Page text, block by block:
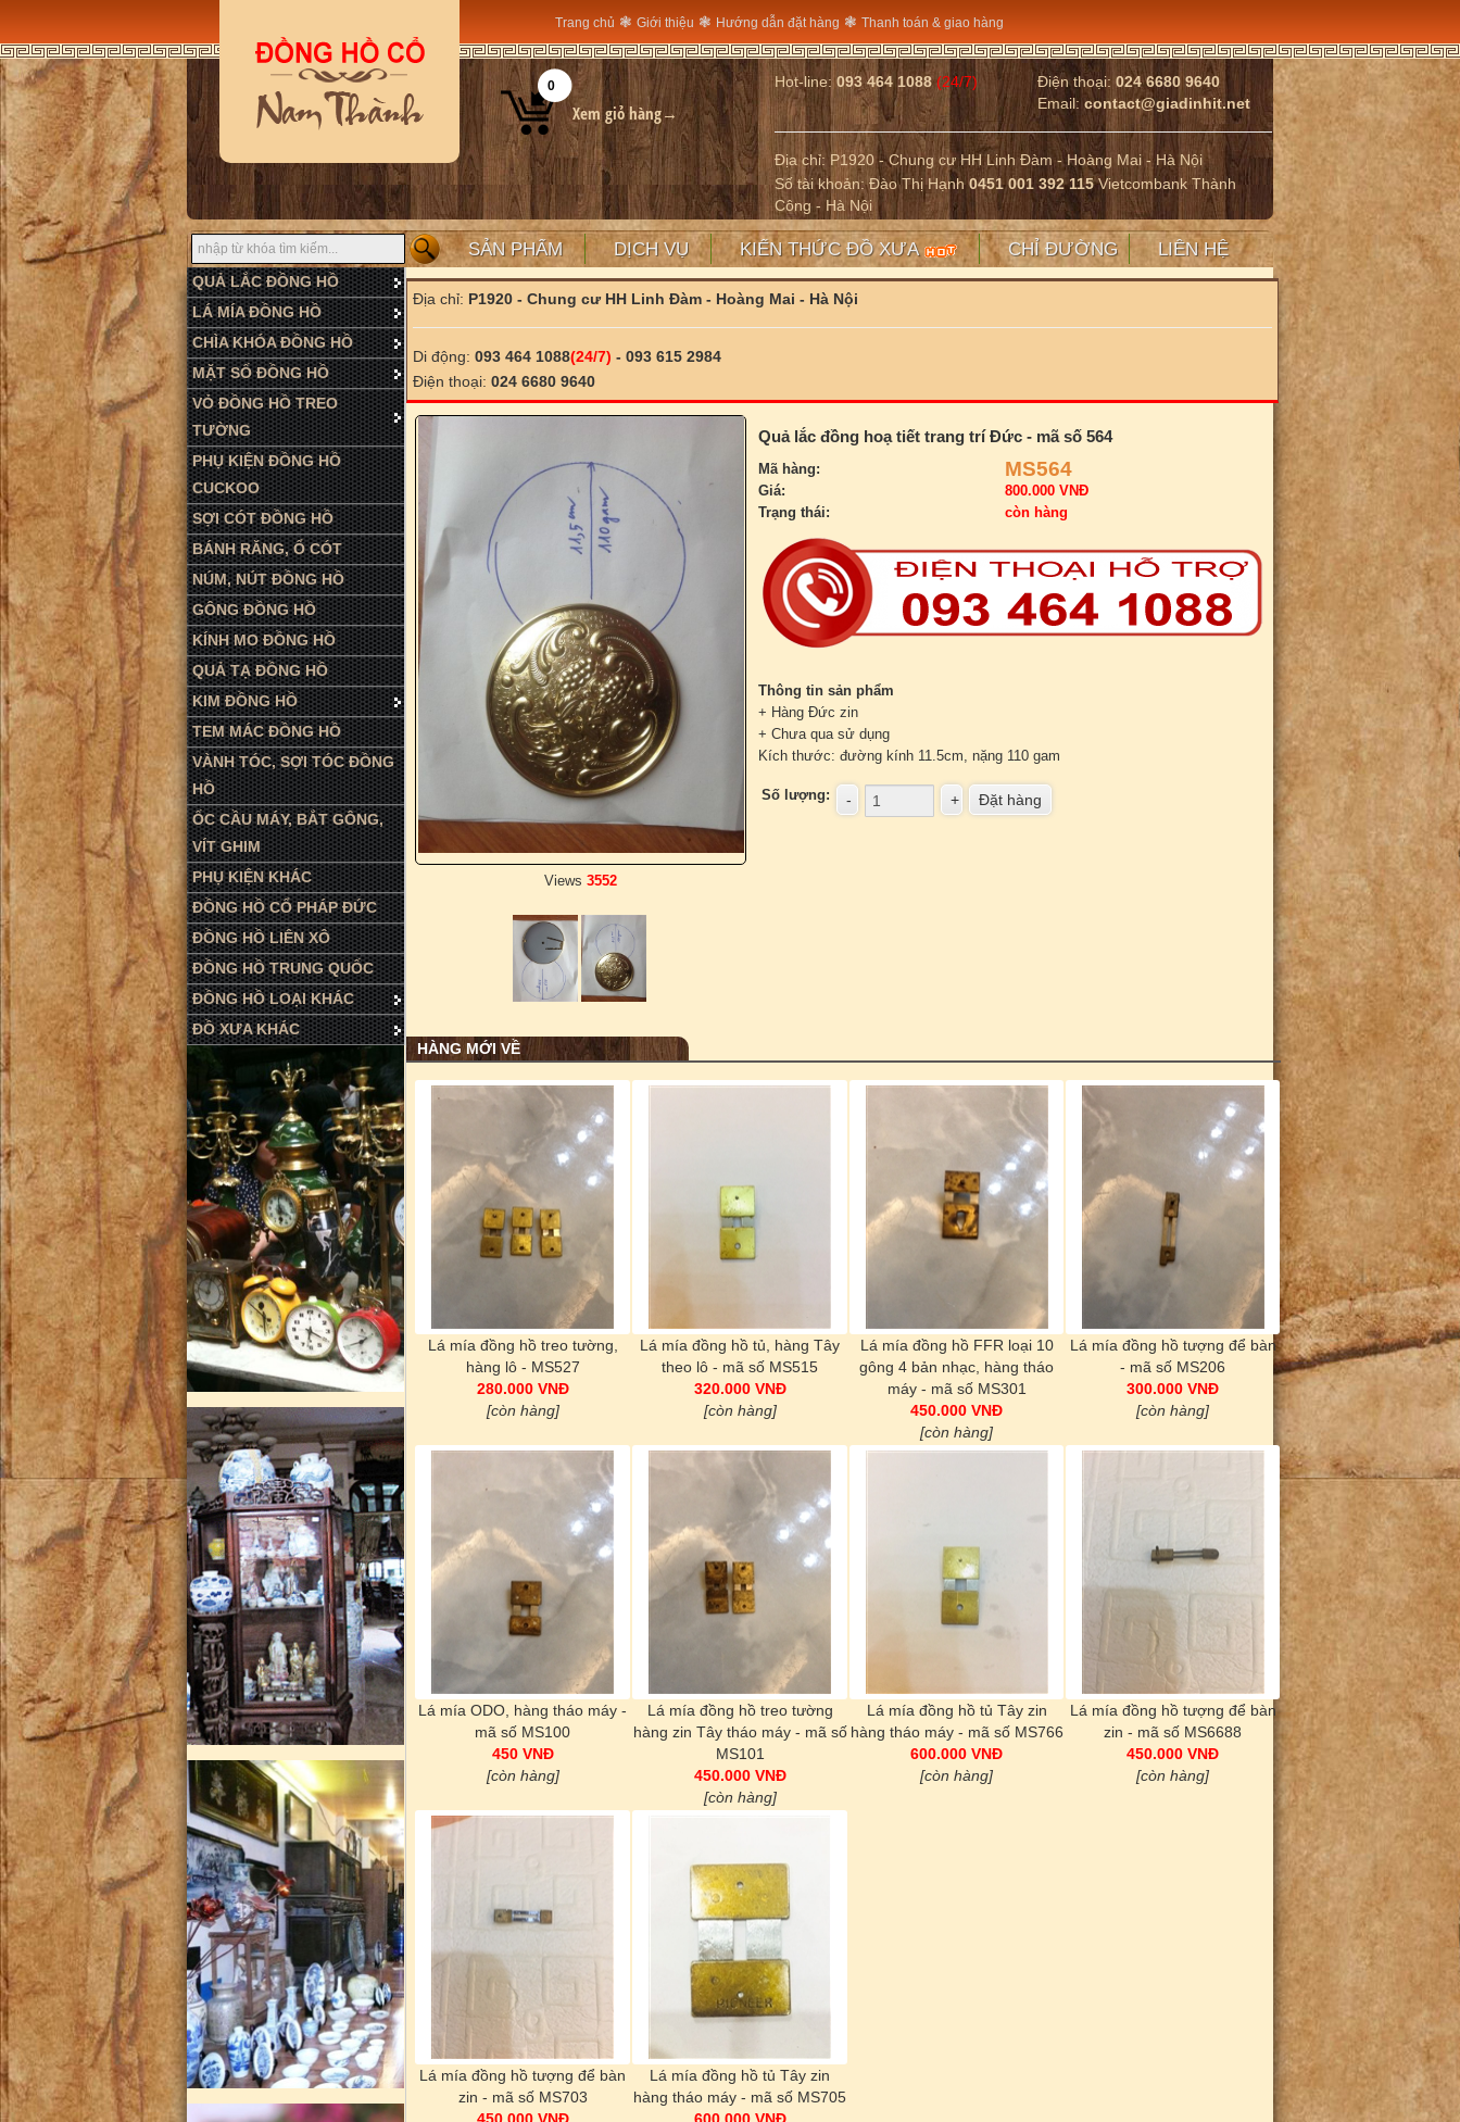
0
Xem giỏ hàng→
Hot-line: 093 464 1088 (24/7) Điện thoại: 024 6680 9640
Email: contact@giadinhit.net
Địa chỉ: P1920 - Chung cư HH Linh Đàm - Hoàng Mai - Hà Nội
Số tài khoản: Đào Thị Hạnh0451 001 392 115Vietcombank Thành
Công - Hà Nội
SẢN PHẨM DỊCH VỤ KIẾN THỨC ĐỒ XƯA CHỈ ĐƯỜNG LIÊN HỆ
QUẢ LẮC ĐỒNG HỒ
LÁ MÍA ĐỒNG HỒ
CHÌA KHÓA ĐỒNG HỒ
MẶT SỐ ĐỒNG HỒ
VỎ ĐỒNG HỒ TREO
TƯỜNG
PHỤ KIỆN ĐỒNG HỒ
CUCKOO
SỢI CÓT ĐỒNG HỒ
BÁNH RĂNG, Ổ CÓT
NÚM, NÚT ĐỒNG HỒ
GÔNG ĐỒNG HỒ
KÍNH MO ĐỒNG HỒ
QUẢ TẠ ĐỒNG HỒ
KIM ĐỒNG HỒ
TEM MÁC ĐỒNG HỒ
VÀNH TÓC, SỢI TÓC ĐỒNG
HỒ
ỐC CẦU MÁY, BẮT GÔNG,
VÍT GHIM
PHỤ KIỆN KHÁC
ĐỒNG HỒ CỔ PHÁP ĐỨC
ĐỒNG HỒ LIÊN XÔ
ĐỒNG HỒ TRUNG QUỐC
ĐỒNG HỒ LOẠI KHÁC
ĐỒ XƯA KHÁC
Địa chỉ: P1920 - Chung cư HH Linh Đàm - Hoàng Mai - Hà Nội
Di động: 093 464 1088(24/7) - 093 615 2984
Điện thoại: 024 6680 9640
Views 3552
Quả lắc đồng hoạ tiết trang trí Đức - mã số 564
Mã hàng: MS564
Giá:
800.000 VNĐ
Trạng thái:
còn hàng
Thông tin sản phẩm
+ Hàng Đức zin
+ Chưa qua sử dụng
Kích thước: đường kính 11.5cm, nặng 110 gam
Số lượng:
HÀNG MỚI VỀ
Lá mía đồng hồ treo tường,
hàng lô - MS527
280.000 VNĐ
[còn hàng]
Lá mía đồng hồ tủ, hàng Tây
theo lô - mã số MS515
320.000 VNĐ
[còn hàng]
Lá mía đồng hồ FFR loại 10
gông 4 bản nhạc, hàng tháo
máy - mã số MS301
450.000 VNĐ
[còn hàng]
Lá mía đồng hồ tượng để bàn
- mã số MS206
300.000 VNĐ
[còn hàng]
Lá mía ODO, hàng tháo máy -
mã số MS100
450 VNĐ
[còn hàng]
Lá mía đồng hồ treo tường
hàng zin Tây tháo máy - mã số
MS101
450.000 VNĐ
[còn hàng]
Lá mía đồng hồ tủ Tây zin
hàng tháo máy - mã số MS766
600.000 VNĐ
[còn hàng]
Lá mía đồng hồ tượng để bàn
zin - mã số MS6688
450.000 VNĐ
[còn hàng]
Lá mía đồng hồ tượng để bàn
zin - mã số MS703
Lá mía đồng hồ tủ Tây zin
hàng tháo máy - mã số MS705
Trang chủ ❃ Giới thiệu ❃ Hướng dẫn đặt hàng ❃ Thanh toán & giao hàng